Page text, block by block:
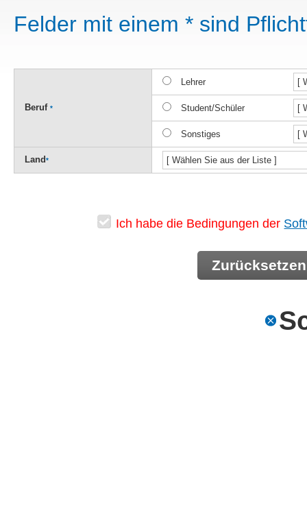
Felder mit einem * sind
Beruf *
Lehrer
Student/Schüler
Sonstiges
Land*
Ich habe die Bedingungen der